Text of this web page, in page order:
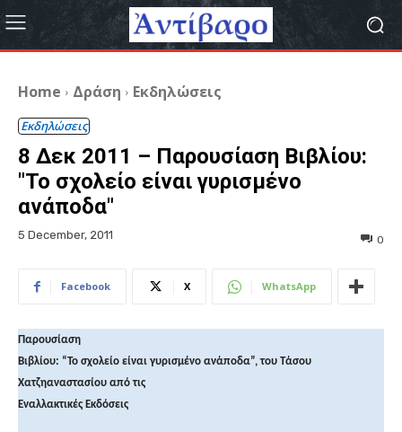
Home Δράση Εκδηλώσεις
Εκδηλώσεις
8 Δεκ 2011 – Παρουσίαση Βιβλίου:
"Το σχολείο είναι γυρισμένο
ανάποδα"
5 December, 2011 0
Facebook X WhatsApp
Παρουσίαση
Βιβλίου: “Το σχολείο είναι γυρισμένο ανάποδα”, του Τάσου
Χατζηαναστασίου από τις
Εναλλακτικές Εκδόσεις